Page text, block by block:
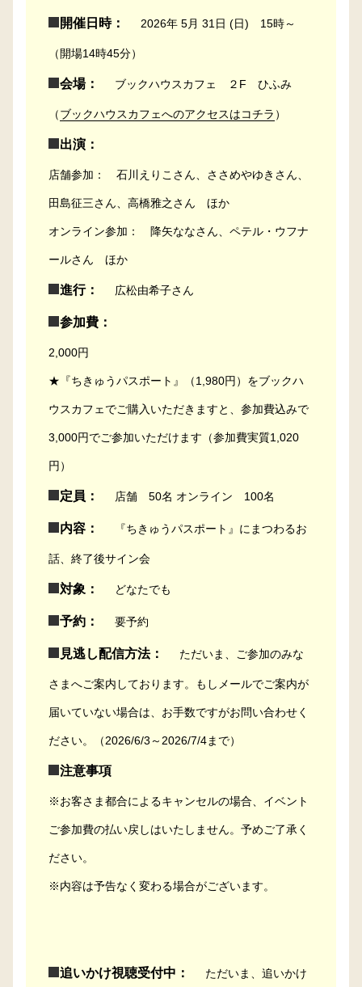
開催日時： 2026年 5月 31日 (日) 15時～
（開場14時45分）
会場： ブックハウスカフェ ２F ひふみ
（ブックハウスカフェへのアクセスはコチラ ）
出演：
店舗参加： 石川えりこさん、ささめやゆきさん、
田島征三さん、高橋雅之さん ほか
オンライン参加： 降矢ななさん、ペテル・ウフナ
ールさん ほか
進行： 広松由希子さん
参加費：
2,000円
★『ちきゅうパスポート』（1,980円）をブックハ
ウスカフェでご購入いただきますと、参加費込みで
3,000円でご参加いただけます（参加費実質1,020
円）
定員： 店舗 50名 オンライン 100名
内容： 『ちきゅうパスポート』にまつわるお
話、終了後サイン会
対象： どなたでも
予約： 要予約
見逃し配信方法： ただいま、ご参加のみな
さまへご案内しております。もしメールでご案内が
届いていない場合は、お手数ですがお問い合わせく
ださい。（2026/6/3～2026/7/4まで）
注意事項
※お客さま都合によるキャンセルの場合、イベント
ご参加費の払い戻しはいたしません。予めご了承く
ださい。
※内容は予告なく変わる場合がございます。
追いかけ視聴受付中： ただいま、追いかけ